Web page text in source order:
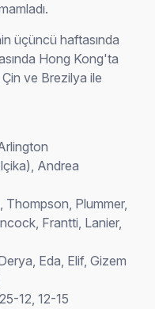
üçüncü haftasında
Hong Kong'ta
ve Brezilya ile
Andrea
Thompson, Plummer,
Frantti, Lanier,
Eda, Elif, Gizem
12, 12-15